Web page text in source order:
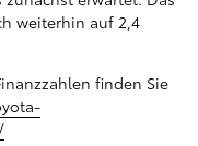
weiterhin auf 2,4
finden Sie